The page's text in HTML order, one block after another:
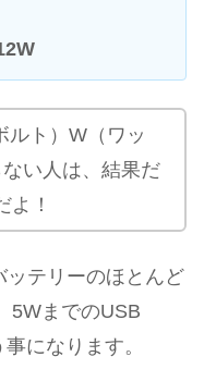
ルト）W（ワッ
ない人は、結果だ
よ！
テリーのほとんど
5WまでのUSB
になります。